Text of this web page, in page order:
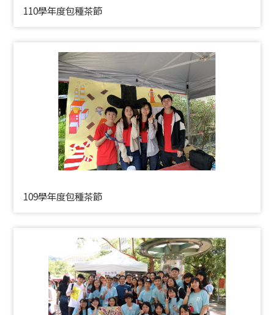
110學年度包種茶節
109學年度包種茶節